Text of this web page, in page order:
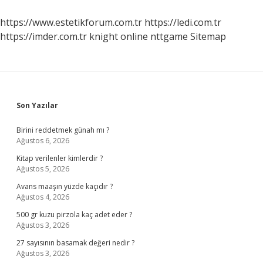
https://www.estetikforum.com.tr https://ledi.com.tr
https://imder.com.tr knight online nttgame Sitemap
Sidebar
Son Yazılar
Birini reddetmek günah mı ?
Ağustos 6, 2026
Kitap verilenler kimlerdir ?
Ağustos 5, 2026
Avans maaşın yüzde kaçıdır ?
Ağustos 4, 2026
500 gr kuzu pirzola kaç adet eder ?
Ağustos 3, 2026
27 sayısının basamak değeri nedir ?
Ağustos 3, 2026